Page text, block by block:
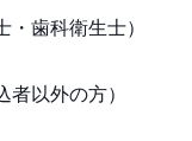
歯科衛生士）
以外の方）